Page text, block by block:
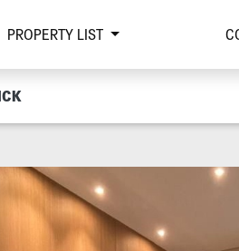
PROPERTY LIST